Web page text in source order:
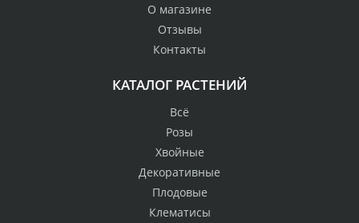
О магазине
Отзывы
Контакты
КАТАЛОГ РАСТЕНИЙ
Всё
Розы
Хвойные
Декоративные
Плодовые
Клематисы